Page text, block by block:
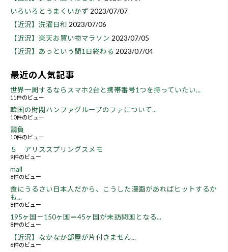
いろいろとうまくいかず 2023/07/07
【近況】洗濯日和 2023/07/06
【近況】楽天お買い物マラソン 2023/07/05
【近況】あっという間1日終わる 2023/07/04
最近の人気記事
世界一周するならスマホ2台と携帯番号1つを持っていたい...
11件のビュー
韓国の財閥ハンファグループのファについて...
10件のビュー
請負
10件のビュー
５ アリススプリングスメモ
9件のビュー
mail
8件のビュー
食にうるさい日本人だから、こうした漫画があればヒットするか
も...
8件のビュー
195ヶ国－150ヶ国＝45ヶ国が未訪問国となる...
8件のビュー
【近況】なかなか部屋が片付きません...
6件のビュー